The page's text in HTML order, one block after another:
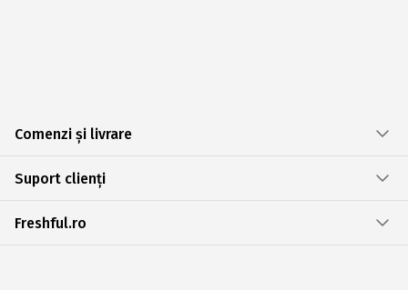
Comenzi și livrare
Suport clienți
Freshful.ro